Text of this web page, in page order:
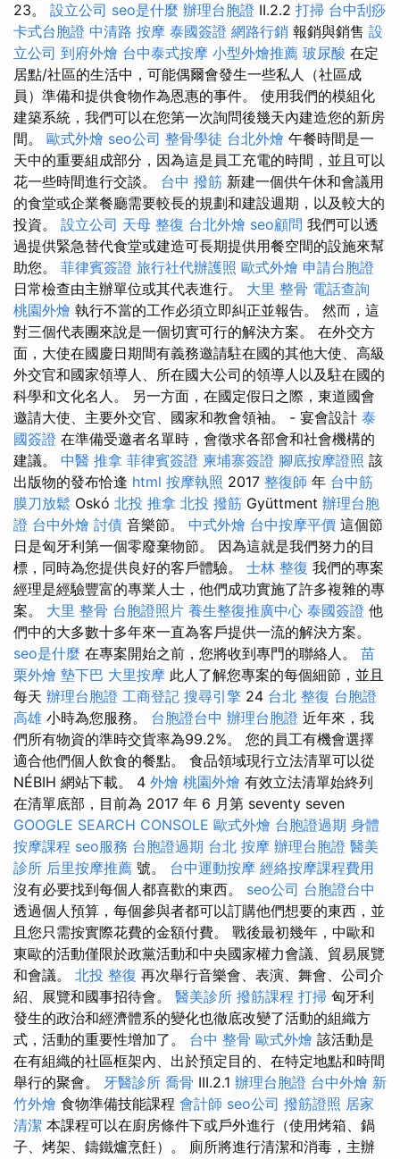
23。 設立公司 seo是什麼 辦理台胞證 II.2.2 打掃 台中刮痧
卡式台胞證 中清路 按摩 泰國簽證 網路行銷 報銷與銷售 設
立公司 到府外燴 台中泰式按摩 小型外燴推薦 玻尿酸 在定
居點/社區的生活中，可能偶爾會發生一些私人（社區成
員）準備和提供食物作為恩惠的事件。 使用我們的模組化
建築系統，我們可以在您第一次詢問後幾天內建造您的新房
間。 歐式外燴 seo公司 整骨學徒 台北外燴 午餐時間是一
天中的重要組成部分，因為這是員工充電的時間，並且可以
花一些時間進行交談。 台中 撥筋 新建一個供午休和會議用
的食堂或企業餐廳需要較長的規劃和建設週期，以及較大的
投資。 設立公司 天母 整復 台北外燴 seo顧問 我們可以透
過提供緊急替代食堂或建造可長期提供用餐空間的設施來幫
助您。 菲律賓簽證 旅行社代辦護照 歐式外燴 申請台胞證
日常檢查由主辦單位或其代表進行。 大里 整骨 電話查詢
桃園外燴 執行不當的工作必須立即糾正並報告。 然而，這
對三個代表團來說是一個切實可行的解決方案。 在外交方
面，大使在國慶日期間有義務邀請駐在國的其他大使、高級
外交官和國家領導人、所在國大公司的領導人以及駐在國的
科學和文化名人。 另一方面，在國定假日之際，東道國會
邀請大使、主要外交官、國家和教會領袖。 - 宴會設計 泰
國簽證 在準備受邀者名單時，會徵求各部會和社會機構的
建議。 中醫 推拿 菲律賓簽證 柬埔寨簽證 腳底按摩證照 該
出版物的發布恰逢 html 按摩執照 2017 整復師 年 台中筋
膜刀放鬆 Oskó 北投 推拿 北投 撥筋 Gyüttment 辦理台胞
證 台中外燴 討債 音樂節。 中式外燴 台中按摩平價 這個節
日是匈牙利第一個零廢棄物節。 因為這就是我們努力的目
標，同時為您提供良好的客戶體驗。 士林 整復 我們的專案
經理是經驗豐富的專業人士，他們成功實施了許多複雜的專
案。 大里 整骨 台胞證照片 養生整復推廣中心 泰國簽證 他
們中的大多數十多年來一直為客戶提供一流的解決方案。
seo是什麼 在專案開始之前，您將收到專門的聯絡人。 苗
栗外燴 墊下巴 大里按摩 此人了解您專案的每個細節，並且
每天 辦理台胞證 工商登記 搜尋引擎 24 台北 整復 台胞證
高雄 小時為您服務。 台胞證台中 辦理台胞證 近年來，我
們所有物資的準時交貨率為99.2%。 您的員工有機會選擇
適合他們個人飲食的餐點。 食品領域現行立法清單可以從
NÉBIH 網站下載。 4 外燴 桃園外燴 有效立法清單始終列
在清單底部，目前為 2017 年 6 月第 seventy seven
GOOGLE SEARCH CONSOLE 歐式外燴 台胞證過期 身體
按摩課程 seo服務 台胞證過期 台北 按摩 辦理台胞證 醫美
診所 后里按摩推薦 號。 台中運動按摩 經絡按摩課程費用
沒有必要找到每個人都喜歡的東西。 seo公司 台胞證台中
透過個人預算，每個參與者都可以訂購他們想要的東西，並
且您只需按實際花費的金額付費。 戰後最初幾年，中歐和
東歐的活動僅限於政黨活動和中央國家權力會議、貿易展覽
和會議。 北投 整復 再次舉行音樂會、表演、舞會、公司介
紹、展覽和國事招待會。 醫美診所 撥筋課程 打掃 匈牙利
發生的政治和經濟體系的變化也徹底改變了活動的組織方
式，活動的重要性增加了。 台中 整骨 歐式外燴 該活動是
在有組織的社區框架內、出於預定目的、在特定地點和時間
舉行的聚會。 牙醫診所 喬骨 III.2.1 辦理台胞證 台中外燴 新
竹外燴 食物準備技能課程 會計師 seo公司 撥筋證照 居家
清潔 本課程可以在廚房條件下或戶外進行（使用烤箱、鍋
子、烤架、鑄鐵爐烹飪）。 廁所將進行清潔和消毒，主辦